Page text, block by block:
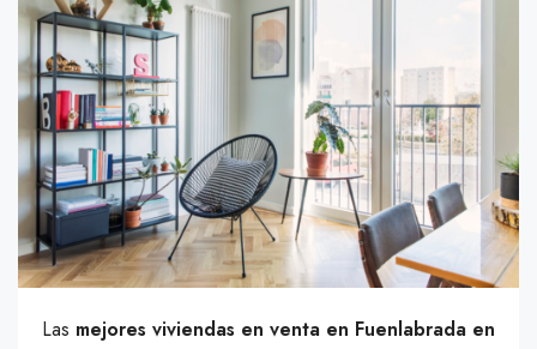
Las mejores viviendas en venta en Fuenlabrada en